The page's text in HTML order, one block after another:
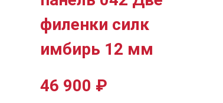
филенки силк
имбирь 12 мм
46 900 ₽